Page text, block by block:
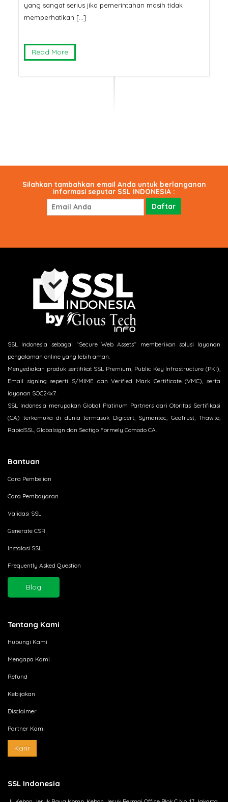
yang sangat serius jika pemerintahan masih tidak
memperhatikan […]
Read More
Silahkan tambahkan email Anda untuk berlanganan
informasi seputar SSL INDONESIA :
SSL Indonesia sebagai “Secure Web Assets“ memberikan solusi layanan
pengalaman online yang lebih aman.
Menyediakan produk sertifikat SSL Premium, Public Key Infrastructure (PKI),
Email signing seperti S/MIME dan Verified Mark Certificate (VMC), serta
layanan SOC24x7.
SSL Indonesia merupakan Global Platinum Partners dari Otoritas Sertifikasi
(CA) terkemuka di dunia termasuk Digicert, Symantec, GeoTrust, Thawte,
RapidSSL, Globalsign dan Sectigo Formely Comodo CA.
Bantuan
Cara Pembelian
Cara Pembayaran
Validasi SSL
Generate CSR
Instalasi SSL
Frequently Asked Question
Blog
Tentang Kami
Hubungi Kami
Mengapa Kami
Refund
Kebijakan
Disclaimer
Partner Kami
Karir
SSL Indonesia